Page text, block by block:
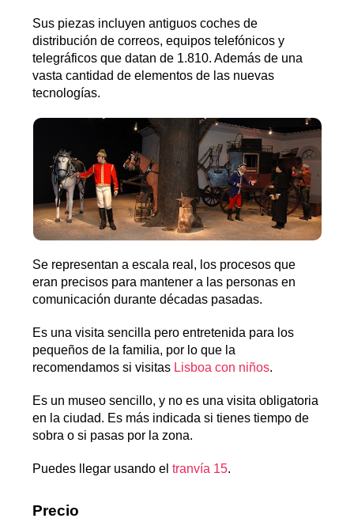
Sus piezas incluyen antiguos coches de
distribución de correos, equipos telefónicos y
telegráficos que datan de 1.810. Además de una
vasta cantidad de elementos de las nuevas
tecnologías.
Se representan a escala real, los procesos que
eran precisos para mantener a las personas en
comunicación durante décadas pasadas.
Es una visita sencilla pero entretenida para los
pequeños de la familia, por lo que la
recomendamos si visitas Lisboa con niños.
Es un museo sencillo, y no es una visita obligatoria
en la ciudad. Es más indicada si tienes tiempo de
sobra o si pasas por la zona.
Puedes llegar usando eltranvía 15.
Precio